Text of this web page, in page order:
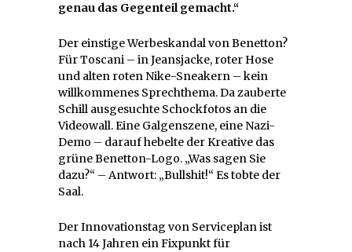
genau das Gegenteil gemacht.“
Der einstige Werbeskandal von Benetton?
Für Toscani – in Jeansjacke, roter Hose
und alten roten Nike-Sneakern – kein
willkommenes Sprechthema. Da zauberte
Schill ausgesuchte Schockfotos an die
Videowall. Eine Galgenszene, eine Nazi-
Demo – darauf hebelte der Kreative das
grüne Benetton-Logo. „Was sagen Sie
dazu?“ – Antwort: „Bullshit!“ Es tobte der
Saal.
Der Innovationstag von Serviceplan ist
nach 14 Jahren ein Fixpunkt für